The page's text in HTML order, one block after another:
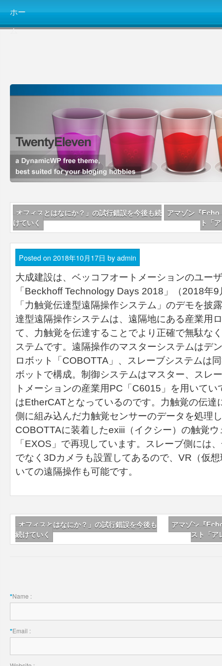
ホー
ム
オフィスとはなにか？」の試行錯誤を今後も続
けていく
アマゾン『
ト「
Posted on 2018年10月17日 byadmin
大成建設は、ベッコフオートメーションのユー
「Beckhoff Technology Days 2018」（2018年
「力触覚伝達型遠隔操作システム」のデモを披
達型遠隔操作システムは、遠隔地にある産業用
て、力触覚を伝達することでより正確で無駄な
ステムです。遠隔操作のマスターシステムはデ
ロボット「COBOTTA」、スレーブシステムは
ボットで構成。制御システムはマスター、スレ
トメーションの産業用PC「C6015」を用いて
はEtherCATとなっているのです。力触覚の伝達
側に組み込んだ力触覚センサーのデータを処理
COBOTTAに装着したexiii（イクシー）の触覚
「EXOS」で再現しています。スレーブ側には
でなく3Dカメラも設置してあるので、VR（仮
いての遠隔操作も可能です。
オフィスとはなにか？」の試行錯誤を今後も
続けていく
アマゾン『
スト「ア
*Name :
*Email :